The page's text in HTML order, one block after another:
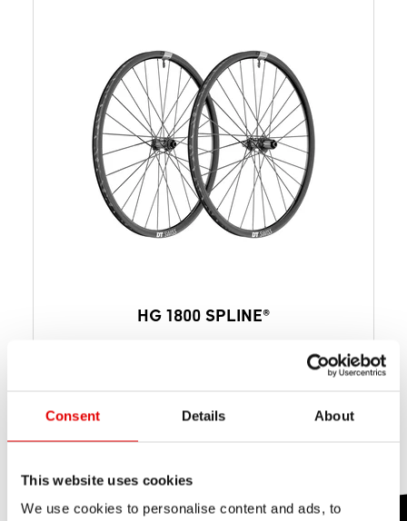
Consent Details About
This website uses cookies
We use cookies to personalise content and ads, to
HG 1800 SPLINE®
à partir de $ 633
SYSTÈME FREINAGE Disque de frein